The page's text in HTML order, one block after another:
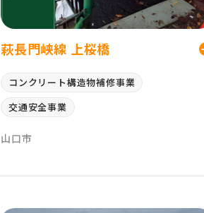
萩長門峡線 上桜橋
コンクリート構造物補修事業
交通安全事業
山口市